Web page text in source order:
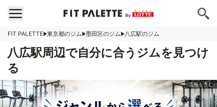
FIT PALETTE 東京都のジム 墨田区のジム 八広駅のジム
八広駅周辺で自分に合うジムを見つけ
る